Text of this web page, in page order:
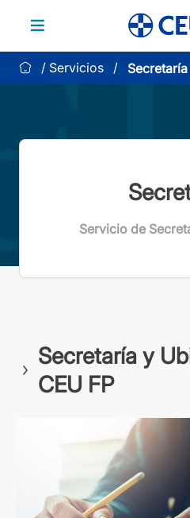
contenido
Servicios
Secretaría
Servicio de
Secretaría y
CEU FP